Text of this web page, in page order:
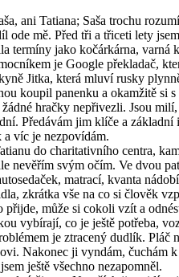
ani Tatiana; Saša trochu
ode mě. Před tři a třiceti lety
termíny jako kočárkárna,
je Google překladač,
Jitka, která mluví rusky
koupil panenku a okamžitě si
hračky nepřivezli. Jsou
Předávám jim klíče a
a víc je nezpovídám.
do charitativního centra,
nevěřím svým očím. Ve dvou
matrací, kvanta
zkrátka vše na co si člověk
přijde, může si cokoli vzít a
vybírají, co je ještě potřeba,
je ztracený dudlík. Pláč
Nakonec ji vyndám, čuchám
ještě všechno nezapomněl.